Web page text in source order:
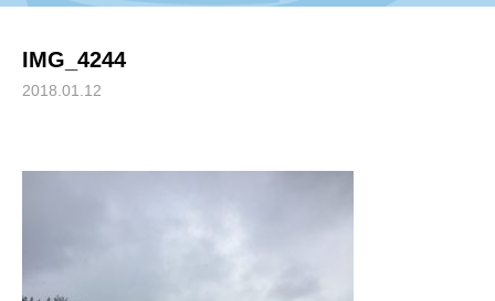
IMG_4244
2018.01.12